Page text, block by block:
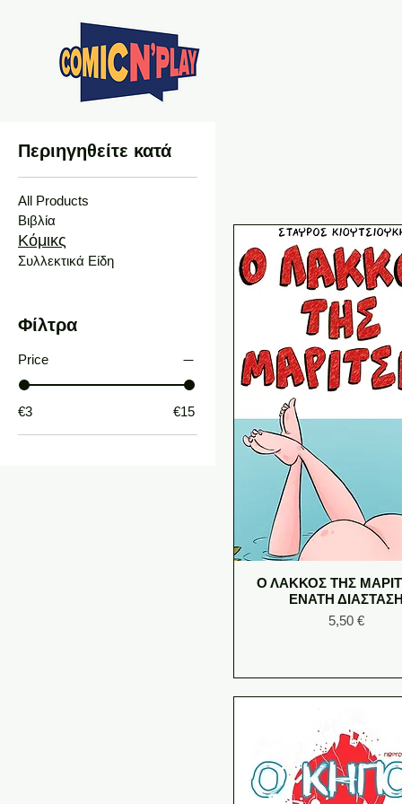
Περιηγηθείτε κατά
All Products
Βιβλία
Κόμικς
Συλλεκτικά Είδη
Φίλτρα
Price
€3 €15
Ο ΛΑΚΚΟΣ ΤΗΣ
ΕΝΑΤΗ ΔΙΑΣΤΑΣΗ
Price
5,50 €